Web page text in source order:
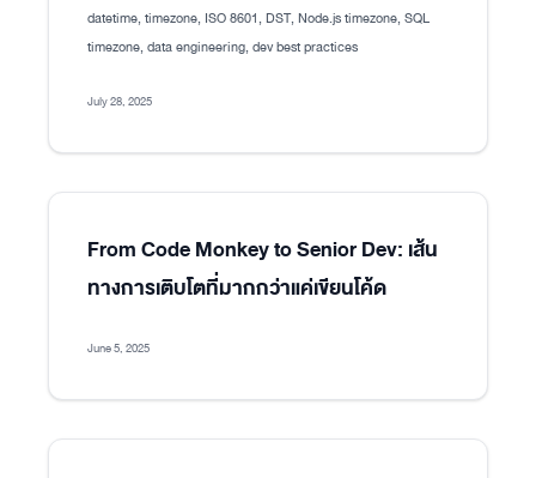
datetime, timezone, ISO 8601, DST, Node.js timezone, SQL
timezone, data engineering, dev best practices
July 28, 2025
From Code Monkey to Senior Dev: เส้น
ทางการเติบโตที่มากกว่าแค่เขียนโค้ด
June 5, 2025